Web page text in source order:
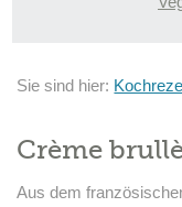
Sie sind hier:
Crème
Aus dem